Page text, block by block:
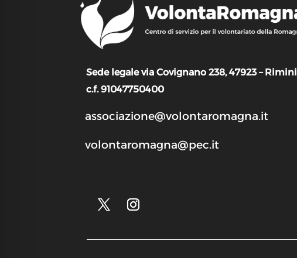
Sede legale via Covignano 238, 47923 – Rimini
c.f. 91047750400
associazione@volontaromagna.it
volontaromagna@pec.it